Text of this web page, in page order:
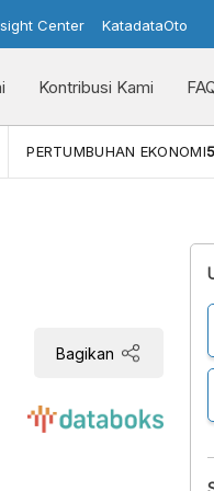
Center KatadataOto
Kontribusi Kami
PERTUMBUHAN EKONOMI
Bagikan